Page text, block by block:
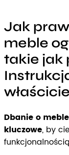
Jak
meble
takie jak
Dbanie o
kluczowe, by